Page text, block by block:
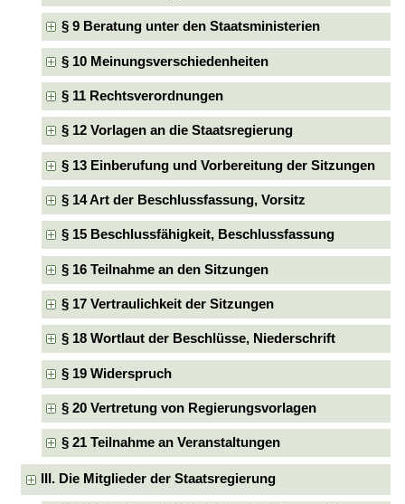
§ 9 Beratung unter den Staatsministerien
§ 10 Meinungsverschiedenheiten
§ 11 Rechtsverordnungen
§ 12 Vorlagen an die Staatsregierung
§ 13 Einberufung und Vorbereitung der Sitzungen
§ 14 Art der Beschlussfassung, Vorsitz
§ 15 Beschlussfähigkeit, Beschlussfassung
§ 16 Teilnahme an den Sitzungen
§ 17 Vertraulichkeit der Sitzungen
§ 18 Wortlaut der Beschlüsse, Niederschrift
§ 19 Widerspruch
§ 20 Vertretung von Regierungsvorlagen
§ 21 Teilnahme an Veranstaltungen
III. Die Mitglieder der Staatsregierung